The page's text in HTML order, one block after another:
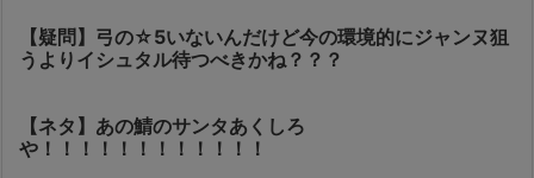
【疑問】弓の☆5いないんだけど今の環境的にジャンヌ狙
うよりイシュタル待つべきかね？？？
【ネタ】あの鯖のサンタあくしろ
や！！！！！！！！！！！！